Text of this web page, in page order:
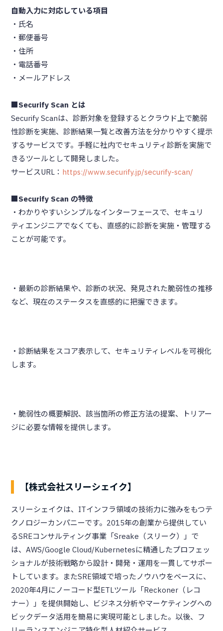
自動入力に対応している項目
・氏名
・郵便番号
・住所
・電話番号
・メールアドレス
■Securify Scan とは
Securify Scanは、診断対象を登録するとクラウド上で脆弱
性診断を実施、診断結果一覧と改善方法を分かりやすく提示
するサービスです。手軽に社内でセキュリティ診断を実施で
きるツールとして開発しました。
サービスURL： https://www.securify.jp/securify-scan/
■Securify Scan の特徴
・わかりやすいシンプルなインターフェースで、セキュリ
ティエンジニアでなくても、直感的に診断を実施・管理する
ことが可能です。
・最新の診断結果や、診断の状況、発見された脆弱性の推移
など、現在のステータスを直感的に把握できます。
・診断結果をスコア表示して、セキュリティレベルを可視化
します。
・脆弱性の概要解説、該当箇所の修正方法の提案、トリアー
ジに必要な情報を提供します。
【株式会社スリーシェイク】
スリーシェイクは、ITインフラ領域の技術力に強みをもつテ
クノロジーカンパニーです。2015年の創業から提供してい
るSREコンサルティング事業「Sreake（スリーク）」で
は、AWS/Google Cloud/Kubernetesに精通したプロフェッ
ショナルが技術戦略から設計・開発・運用を一貫してサポー
トしています。またSRE領域で培ったノウハウをベースに、
2020年4月にノーコード型ETLツール「Reckoner（レコ
ナー）」を提供開始し、ビジネス分析やマーケティングへの
ビックデータ活用を簡易に実現可能としました。以後、フ